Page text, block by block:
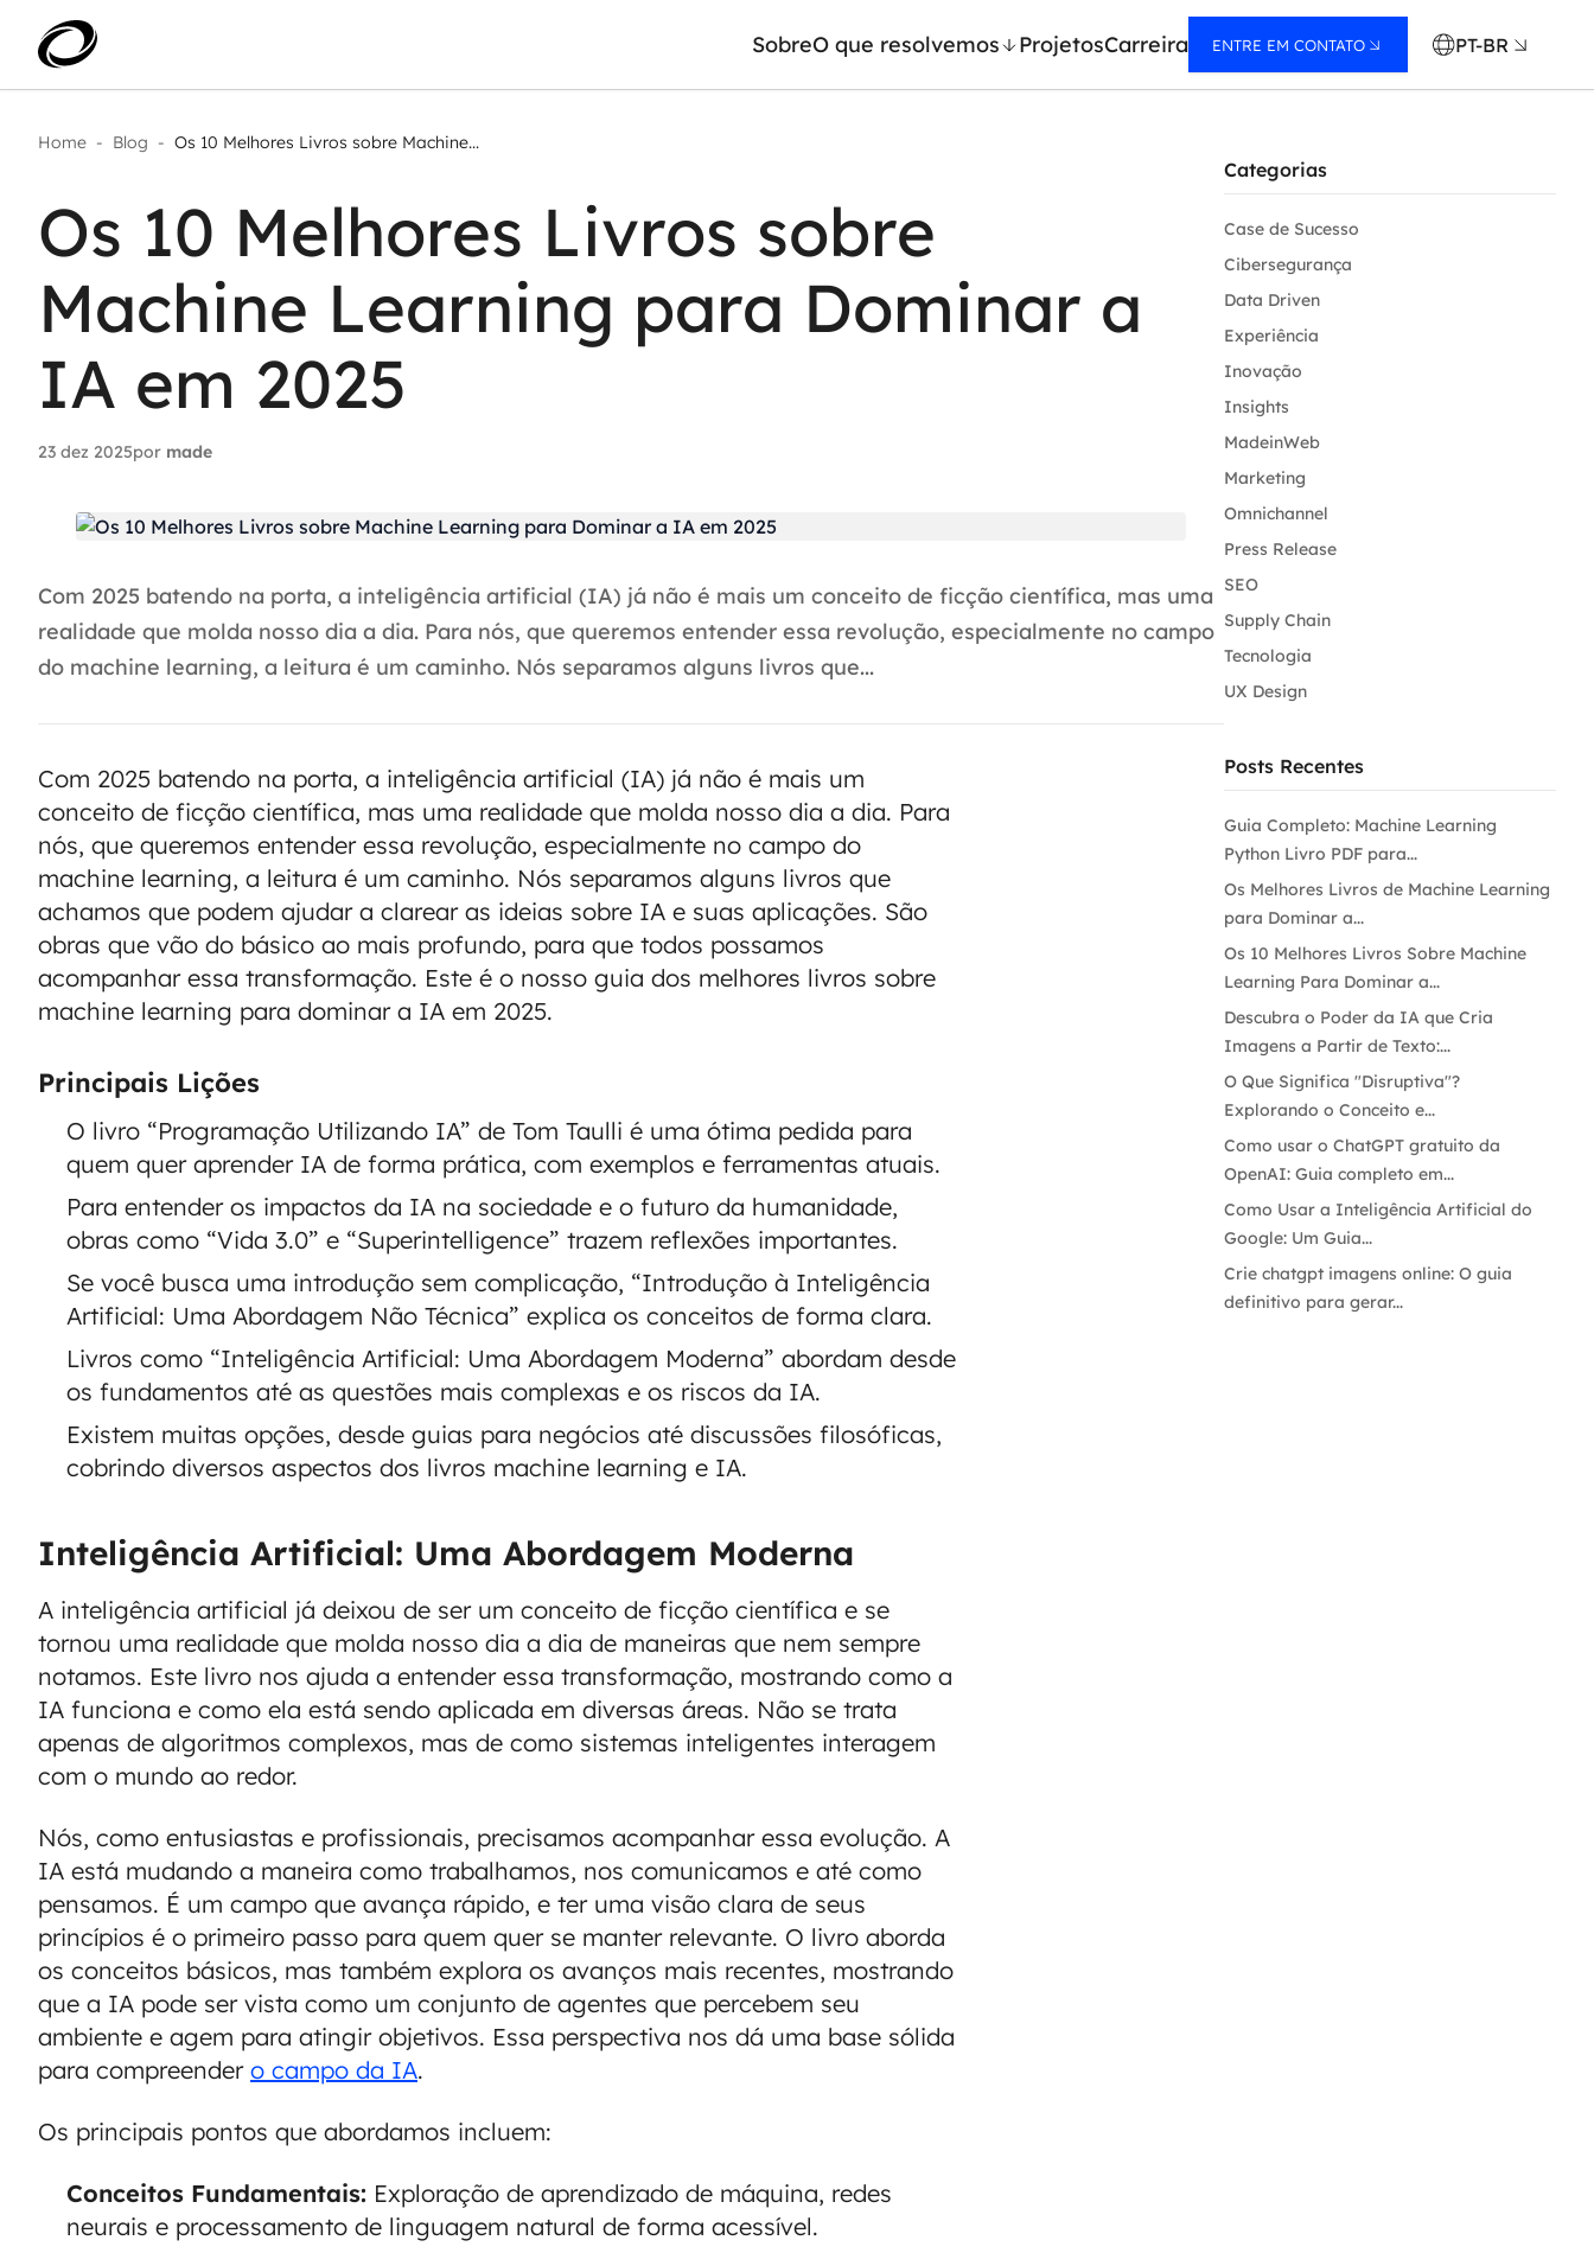
SobreO que resolvemos ProjetosCarreira ENTRE EM CONTATO PT-BR
Aplicar IA com impacto real
Modernização de aplicações
Sustentar operações com
Escalar com segurança
IA Generativa
Agentes de IA
Aceleradores de IA
RPA e hiperautomação
Home - Blog - Os 10 Melhores Livros sobre Machine...
Os 10 Melhores Livros sobre
Machine Learning para Dominar a
IA em 2025
23 dez 2025por made
Com 2025 batendo na porta, a inteligência artificial (IA) já não é mais um conceito de ficção científica, mas uma
realidade que molda nosso dia a dia. Para nós, que queremos entender essa revolução, especialmente no campo
do machine learning, a leitura é um caminho. Nós separamos alguns livros que...
Com 2025 batendo na porta, a inteligência artificial (IA) já não é mais um
conceito de ficção científica, mas uma realidade que molda nosso dia a dia. Para
nós, que queremos entender essa revolução, especialmente no campo do
machine learning, a leitura é um caminho. Nós separamos alguns livros que
achamos que podem ajudar a clarear as ideias sobre IA e suas aplicações. São
obras que vão do básico ao mais profundo, para que todos possamos
acompanhar essa transformação. Este é o nosso guia dos melhores livros sobre
machine learning para dominar a IA em 2025.
Principais Lições
O livro “Programação Utilizando IA” de Tom Taulli é uma ótima pedida para
quem quer aprender IA de forma prática, com exemplos e ferramentas atuais.
Para entender os impactos da IA na sociedade e o futuro da humanidade,
obras como “Vida 3.0” e “Superintelligence” trazem reflexões importantes.
Se você busca uma introdução sem complicação, “Introdução à Inteligência
Artificial: Uma Abordagem Não Técnica” explica os conceitos de forma clara.
Livros como “Inteligência Artificial: Uma Abordagem Moderna” abordam desde
os fundamentos até as questões mais complexas e os riscos da IA.
Existem muitas opções, desde guias para negócios até discussões filosóficas,
cobrindo diversos aspectos dos livros machine learning e IA.
Inteligência Artificial: Uma Abordagem Moderna
A inteligência artificial já deixou de ser um conceito de ficção científica e se
tornou uma realidade que molda nosso dia a dia de maneiras que nem sempre
notamos. Este livro nos ajuda a entender essa transformação, mostrando como a
IA funciona e como ela está sendo aplicada em diversas áreas. Não se trata
apenas de algoritmos complexos, mas de como sistemas inteligentes interagem
com o mundo ao redor.
Nós, como entusiastas e profissionais, precisamos acompanhar essa evolução. A
IA está mudando a maneira como trabalhamos, nos comunicamos e até como
pensamos. É um campo que avança rápido, e ter uma visão clara de seus
princípios é o primeiro passo para quem quer se manter relevante. O livro aborda
os conceitos básicos, mas também explora os avanços mais recentes, mostrando
que a IA pode ser vista como um conjunto de agentes que percebem seu
ambiente e agem para atingir objetivos. Essa perspectiva nos dá uma base sólida
para compreender o campo da IA.
Os principais pontos que abordamos incluem:
Conceitos Fundamentais: Exploração de aprendizado de máquina, redes
neurais e processamento de linguagem natural de forma acessível.
Categorias
Case de Sucesso
Cibersegurança
Data Driven
Experiência
Inovação
Insights
MadeinWeb
Marketing
Omnichannel
Press Release
SEO
Supply Chain
Tecnologia
UX Design
Posts Recentes
Guia Completo: Machine Learning
Python Livro PDF para...
Os Melhores Livros de Machine Learning
para Dominar a...
Os 10 Melhores Livros Sobre Machine
Learning Para Dominar a...
Descubra o Poder da IA que Cria
Imagens a Partir de Texto:...
O Que Significa "Disruptiva"?
Explorando o Conceito e...
Como usar o ChatGPT gratuito da
OpenAI: Guia completo em...
Como Usar a Inteligência Artificial do
Google: Um Guia...
Crie chatgpt imagens online: O guia
definitivo para gerar...